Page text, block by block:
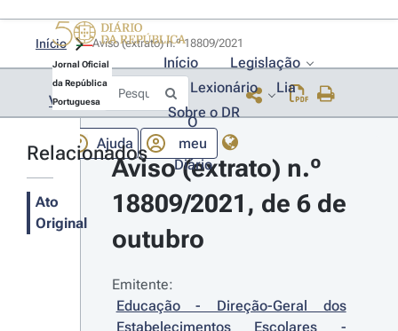
Jornal Oficial
da República
Portuguesa
Início
Legislação
Lexionário
Lia
Sobre o DR
Ajuda
O
meu
Diário
Início
Voltar
Relacionados
Ato
Original
Aviso (extrato) n.º
18809/2021, de 6 de
outubro
Emitente:
Educação - Direção-Geral dos
Estabelecimentos Escolares -